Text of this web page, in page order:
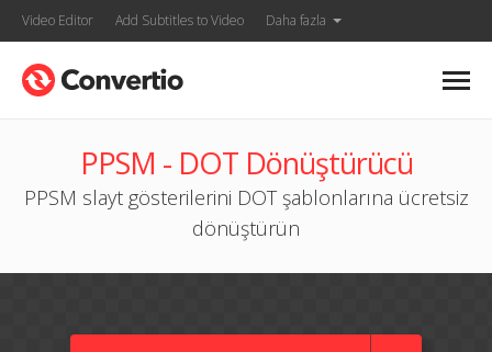
Video Editor Add Subtitles to Video Daha fazla
PPSM - DOT Dönüştürücü
PPSM slayt gösterilerini DOT şablonlarına ücretsiz
dönüştürün